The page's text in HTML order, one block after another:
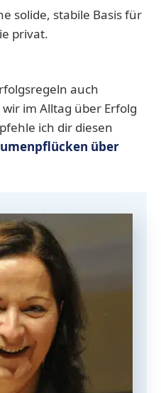
solide, stabile Basis für
privat.
auch
im Alltag über Erfolg
ich dir diesen
über